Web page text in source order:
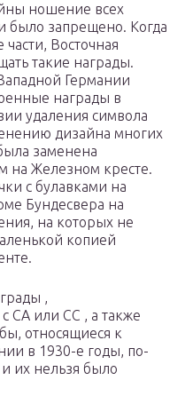
ношение всех
было запрещено. Когда
Восточная
такие награды.
Германии
награды в
удаления символа
дизайна многих
заменена
на Железном кресте.
с булавками на
Бундесвера на
на которых не
копией
,
СА или СС , а также
относящиеся к
в 1930-е годы, по-
их нельзя было